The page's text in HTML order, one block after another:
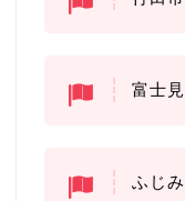
富士
ふじ